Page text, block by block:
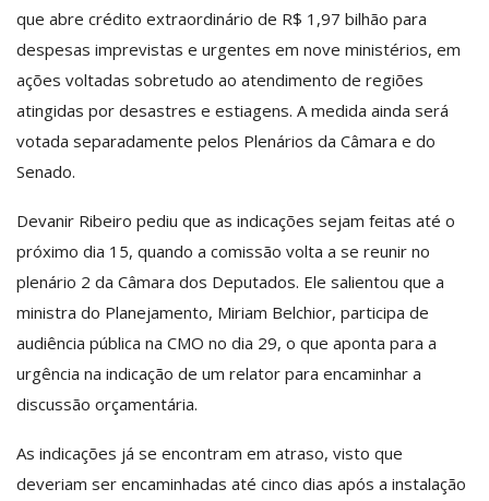
que abre crédito extraordinário de R$ 1,97 bilhão para
despesas imprevistas e urgentes em nove ministérios, em
ações voltadas sobretudo ao atendimento de regiões
atingidas por desastres e estiagens. A medida ainda será
votada separadamente pelos Plenários da Câmara e do
Senado.
Devanir Ribeiro pediu que as indicações sejam feitas até o
próximo dia 15, quando a comissão volta a se reunir no
plenário 2 da Câmara dos Deputados. Ele salientou que a
ministra do Planejamento, Miriam Belchior, participa de
audiência pública na CMO no dia 29, o que aponta para a
urgência na indicação de um relator para encaminhar a
discussão orçamentária.
As indicações já se encontram em atraso, visto que
deveriam ser encaminhadas até cinco dias após a instalação